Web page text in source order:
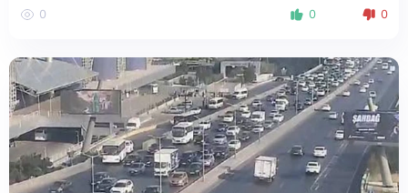
0 0 0